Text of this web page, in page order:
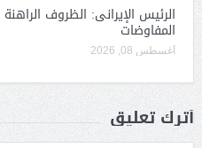
الرئيس الإيرانى: الظروف
المفاوضات
أغسطس 08, 2026
أترك تعليق